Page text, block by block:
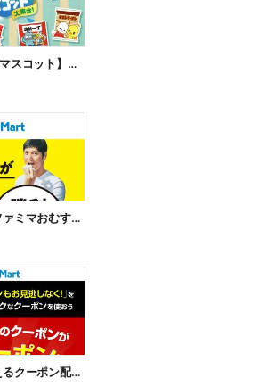
【サンリオ×メーカーマスコット】オリジナルグッズ貰える!
【おトク】大谷選手ファミマおむすび割
【おトク】お店で使えるクーポン配信中